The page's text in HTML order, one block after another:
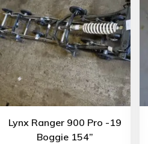
Lynx Ranger 900 Pro -19
Boggie 154”